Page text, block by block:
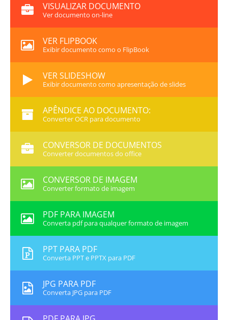
VISUALIZAR DOCUMENTO
Ver documento on-line
VER FLIPBOOK
Exibir documento como o FlipBook
VER SLIDESHOW
Exibir documento como apresentação de slides
APÊNDICE AO DOCUMENTO:
Converter OCR para documento
CONVERSOR DE DOCUMENTOS
Converter documentos do office
CONVERSOR DE IMAGEM
Converter formato de imagem
PDF PARA IMAGEM
Converta pdf para qualquer formato de imagem
PPT PARA PDF
Converta PPT e PPTX para PDF
JPG PARA PDF
Converta JPG para PDF